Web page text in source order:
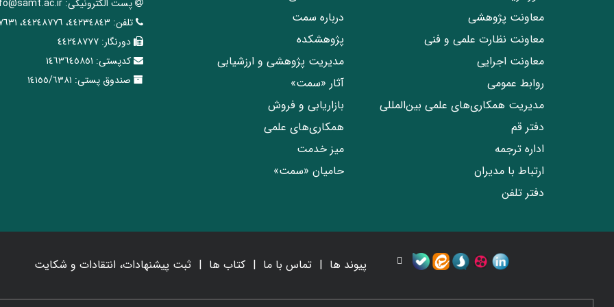
معاونت پژوهشی
معاونت نظارت علمی و فنی
معاونت اجرایی
روابط عمومی
مدیریت همکاری‌های علمی بین‌المللی
دفتر قم
اداره ترجمه
ارتباط با مدیران
دفتر تلفن
درباره سمت
پژوهشکده
مدیریت پژوهشی و ارزشیابی
آثار «سمت»
بازاریابی و فروش
همکاری‌های علمی
میز خدمت
حامیان «سمت»
پست الکترونیکی:
تلفن: ٤٤٢٣٤٨٤٣، ٤٤٢٤٨٧٧٦، ٤٤٢٤٧٦٣١
دورنگار: ٤٤٢٤٨٧٧٧
کدپستی: ١٤٦٣٦٤٥٨٥١
صندوق پستی: ١٤١٥٥/٦٣٨١
پیوند ها تماس با ما کتاب ها ثبت پیشنهادات، انتقادات و شکایت